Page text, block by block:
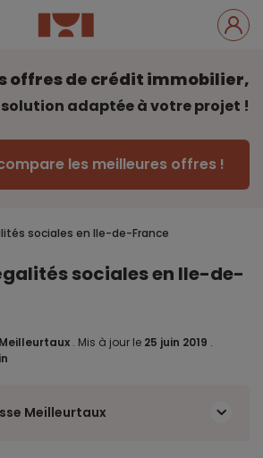
offres de crédit immobilier,
adaptée à votre projet !
les meilleures offres !
sociales en Ile-de-France
sociales en Ile-de-
. Mis à jour le 25 juin 2019 .
Meilleurtaux